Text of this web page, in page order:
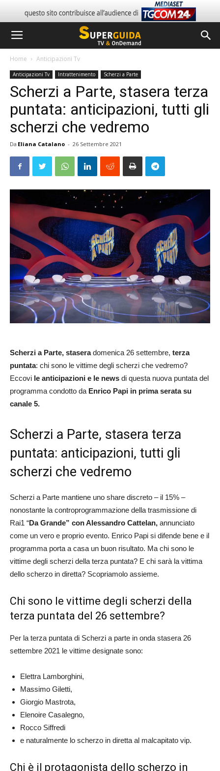
Home Anticipazioni Tv
Anticipazioni Tv Intrattenimento Scherzi a Parte
Scherzi a Parte, stasera terza
puntata: anticipazioni, tutti gli
scherzi che vedremo
Da Eliana Catalano - 26 Settembre 2021
Scherzi a Parte, staseradomenica 26 settembre, terza
puntata: chi sono le vittime degli scherzi che vedremo?
Eccovi le anticipazioni e le news di questa nuova puntata del
programma condotto da Enrico Papi in prima serata su
canale 5.
Scherzi a Parte, stasera terza
puntata: anticipazioni, tutti gli
scherzi che vedremo
Scherzi a Parte mantiene uno share discreto – il 15% –
nonostante la controprogrammazione della trasmissione di
Rai1 “Da Grande” con Alessandro Cattelan, annunciato
come un vero e proprio evento. Enrico Papi si difende bene e il
programma porta a casa un buon risultato. Ma chi sono le
vittime degli scherzi della terza puntata? E chi sarà la vittima
dello scherzo in diretta? Scopriamolo assieme.
Chi sono le vittime degli scherzi della
terza puntata del 26 settembre?
Per la terza puntata di Scherzi a parte in onda stasera 26
settembre 2021 le vittime designate sono:
Elettra Lamborghini,
Massimo Giletti,
Giorgio Mastrota,
Elenoire Casalegno,
Rocco Siffredi
e naturalmente lo scherzo in diretta al malcapitato vip.
Chi è il protagonista dello scherzo in